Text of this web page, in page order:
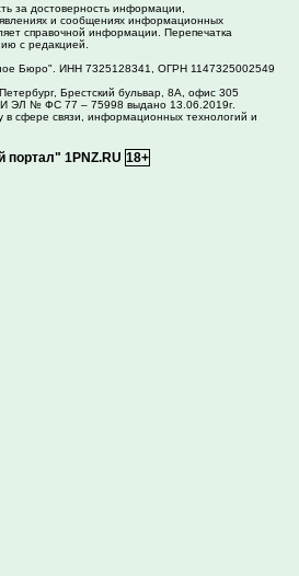
за достоверность информации,
и сообщениях информационных
справочной информации. Перепечатка
с редакцией.
Бюро". ИНН 7325128341, ОГРН 1147325002549
Брестский бульвар, 8А, офис 305
ЭЛ № ФС 77 – 75998 выдано 13.06.2019г.
сфере связи, информационных технологий и
портал" 1PNZ.RU 18+